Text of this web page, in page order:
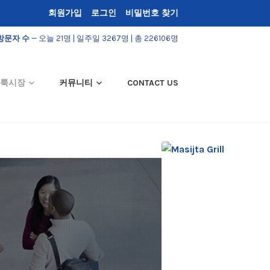
회원가입 로그인 비밀번호 찾기
문자 수 — 오늘 21명 | 일주일 3267명 | 총 226106명
시장 커뮤니티 CONTACT US